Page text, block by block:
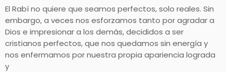
El Rabí no quiere que seamos perfectos, solo reales. Sin
embargo, a veces nos esforzamos tanto por agradar a
Dios e impresionar a los demás, decididos a ser
cristianos perfectos, que nos quedamos sin energía y
nos enfermamos por nuestra propia apariencia lograda
y